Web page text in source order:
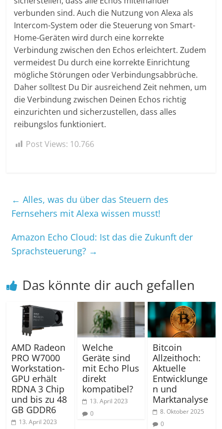
verbunden sind. Auch die Nutzung von Alexa als
Intercom-System oder die Steuerung von Smart-
Home-Geräten wird durch eine korrekte
Verbindung zwischen den Echos erleichtert. Zudem
vermeidest Du durch eine korrekte Einrichtung
mögliche Störungen oder Verbindungsabbrüche.
Daher solltest Du Dir ausreichend Zeit nehmen, um
die Verbindung zwischen Deinen Echos richtig
einzurichten und sicherzustellen, dass alles
reibungslos funktioniert.
Post Views: 10.766
← Alles, was du über das Steuern des
Fernsehers mit Alexa wissen musst!
Amazon Echo Cloud: Ist das die Zukunft der
Sprachsteuerung? →
Das könnte dir auch gefallen
AMD Radeon
PRO W7000
Workstation-
GPU erhält
RDNA 3 Chip
und bis zu 48
GB GDDR6
13. April 2023
Welche
Geräte sind
mit Echo Plus
direkt
kompatibel?
13. April 2023
0
Bitcoin
Allzeithoch:
Aktuelle
Entwicklunge
n und
Marktanalyse
8. Oktober 2025
0